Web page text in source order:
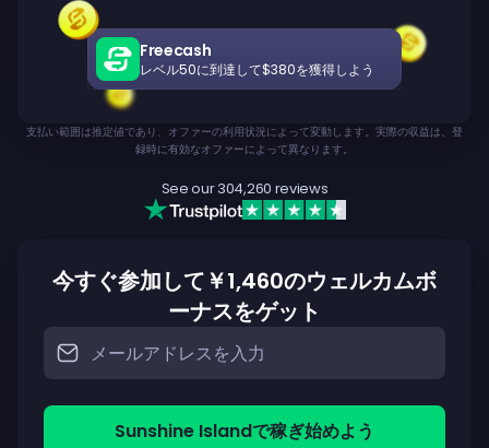
Freecash
レベル50に到達して$380を獲得しよう
支払い範囲は推定値であり、オファーの利用状況によって変動します。実際の収益は、登
録時に有効なオファーによって異なります。
See our304,260 reviews
今すぐ参加して￥1,460のウェルカムボ
ーナスをゲット
Sunshine Islandで稼ぎ始めよう